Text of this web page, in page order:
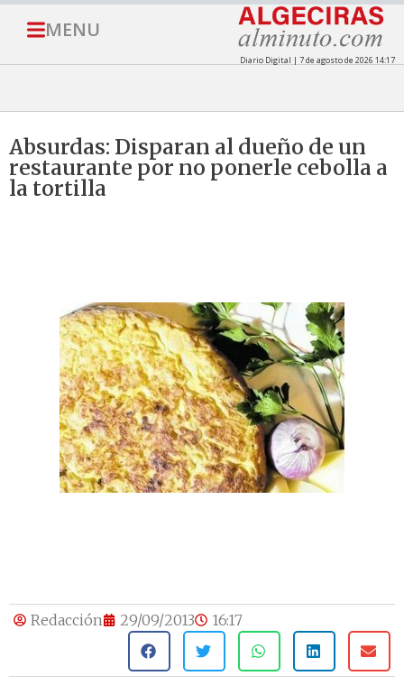
MENU
Diario Digital | 7 de agosto de 2026 14:17
Absurdas: Disparan al dueño de un
restaurante por no ponerle cebolla a
la tortilla
Redacción 29/09/2013 16:17